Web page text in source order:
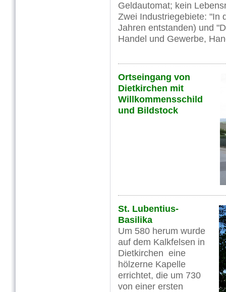
Geldautomat; kein
Zwei Industriegebiete: "In
Jahren entstanden) und
Handel und Gewerbe,
Ortseingang von
Dietkirchen mit
Willkommensschild
und Bildstock
St. Lubentius-
Basilika
Um 580 herum wurde
auf dem Kalkfelsen in
Dietkirchen eine
hölzerne Kapelle
errichtet, die um 730
von einer ersten